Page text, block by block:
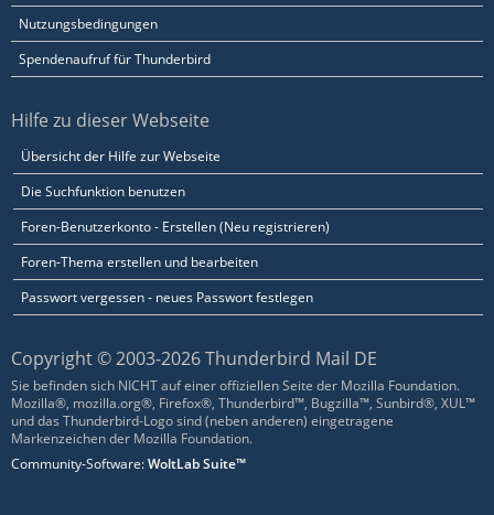
Nutzungsbedingungen
Spendenaufruf für Thunderbird
Hilfe zu dieser Webseite
Übersicht der Hilfe zur Webseite
Die Suchfunktion benutzen
Foren-Benutzerkonto - Erstellen (Neu registrieren)
Foren-Thema erstellen und bearbeiten
Passwort vergessen - neues Passwort festlegen
Copyright © 2003-2026 Thunderbird Mail DE
Sie befinden sich NICHT auf einer offiziellen Seite der Mozilla Foundation.
Mozilla®, mozilla.org®, Firefox®, Thunderbird™, Bugzilla™, Sunbird®, XUL™
und das Thunderbird-Logo sind (neben anderen) eingetragene
Markenzeichen der Mozilla Foundation.
Community-Software:WoltLab Suite™